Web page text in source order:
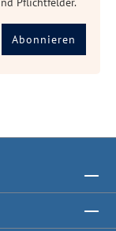
Abonnieren